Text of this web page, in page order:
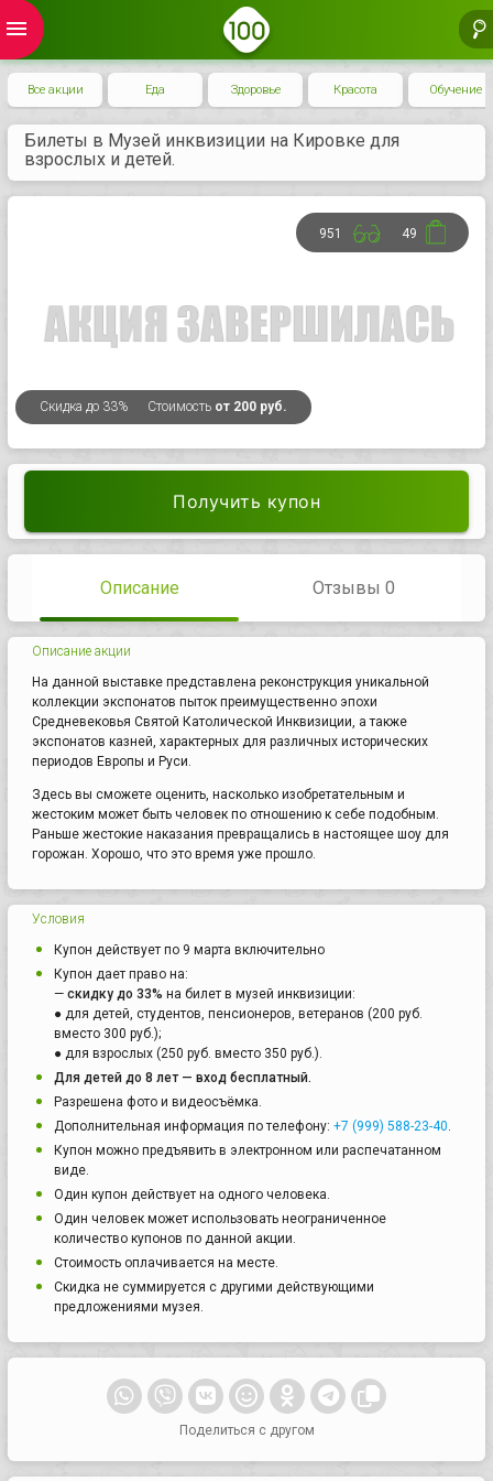
menu
Все акции Еда Здоровье Красота Обучение
Билеты в Музей инквизиции на Кировке для
взрослых и детей.
Скидка до 33% Стоимость от 200 руб.
951 49
Получить купон
Описание Отзывы 0
Описание акции
На данной выставке представлена реконструкция уникальной
коллекции экспонатов пыток преимущественно эпохи
Средневековья Святой Католической Инквизиции, а также
экспонатов казней, характерных для различных исторических
периодов Европы и Руси.
Здесь вы сможете оценить, насколько изобретательным и
жестоким может быть человек по отношению к себе подобным.
Раньше жестокие наказания превращались в настоящее шоу для
горожан. Хорошо, что это время уже прошло.
Условия
Купон действует по 9 марта включительно
Купон дает право на:
— скидку до 33% на билет в музей инквизиции:
● для детей, студентов, пенсионеров, ветеранов (200 руб.
вместо 300 руб.);
● для взрослых (250 руб. вместо 350 руб.).
Для детей до 8 лет — вход бесплатный.
Разрешена фото и видеосъёмка.
Дополнительная информация по телефону: +7 (999) 588-23-40
Купон можно предъявить в электронном или распечатанном
виде.
Один купон действует на одного человека.
Один человек может использовать неограниченное
количество купонов по данной акции.
Стоимость оплачивается на месте.
Скидка не суммируется с другими действующими
предложениями музея.
Поделиться с другом